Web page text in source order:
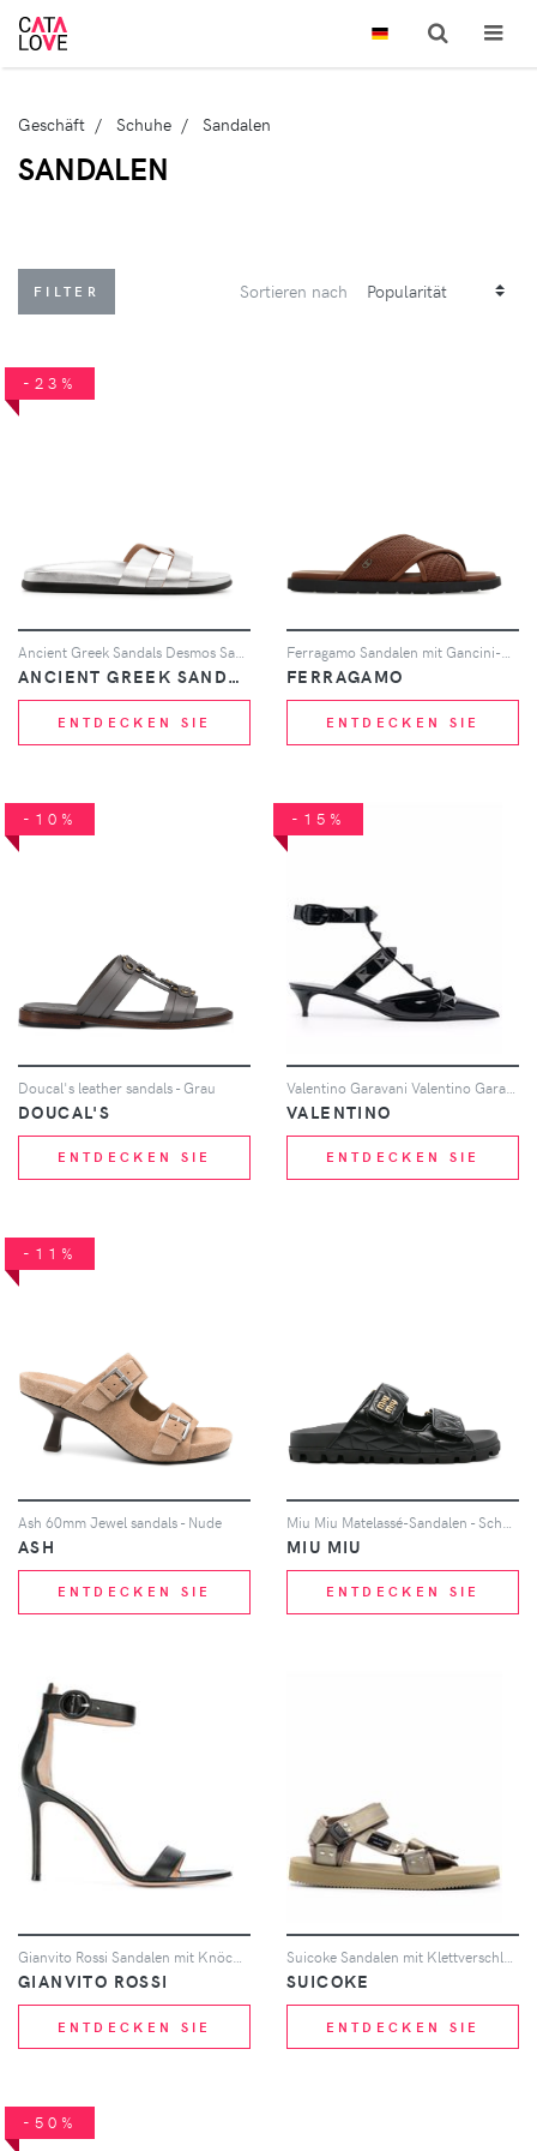
Geschäft Schuhe Sandalen
SANDALEN
FILTER Sortieren nach
-23%
Ancient Greek Sandals Desmos Sandalen - Silber
ANCIENT GREEK SANDALS
ENTDECKEN SIE
Ferragamo Sandalen mit Gancini-Schild - Braun
FERRAGAMO
ENTDECKEN SIE
-10%
Doucal's leather sandals - Grau
DOUCAL'S
ENTDECKEN SIE
-15%
VALENTINO
ENTDECKEN SIE
-11%
Ash 60mm Jewel sandals - Nude
ASH
ENTDECKEN SIE
MIU MIU
ENTDECKEN SIE
GIANVITO ROSSI
ENTDECKEN SIE
SUICOKE
ENTDECKEN SIE
-50%